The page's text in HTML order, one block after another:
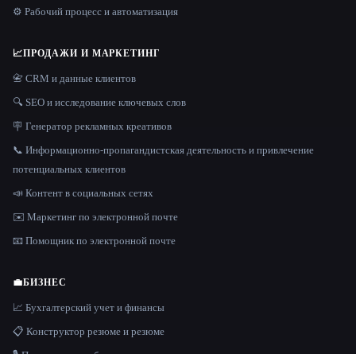
⚙️ Рабочий процесс и автоматизация
📈ПРОДАЖИ И МАРКЕТИНГ
📇 CRM и данные клиентов
🔍 SEO и исследование ключевых слов
🪧 Генератор рекламных креативов
📞 Информационно-пропагандистская деятельность и привлечение
потенциальных клиентов
📣 Контент в социальных сетях
✉️ Маркетинг по электронной почте
📧 Помощник по электронной почте
💼БИЗНЕС
📈 Бухгалтерский учет и финансы
📋 Конструктор резюме и резюме